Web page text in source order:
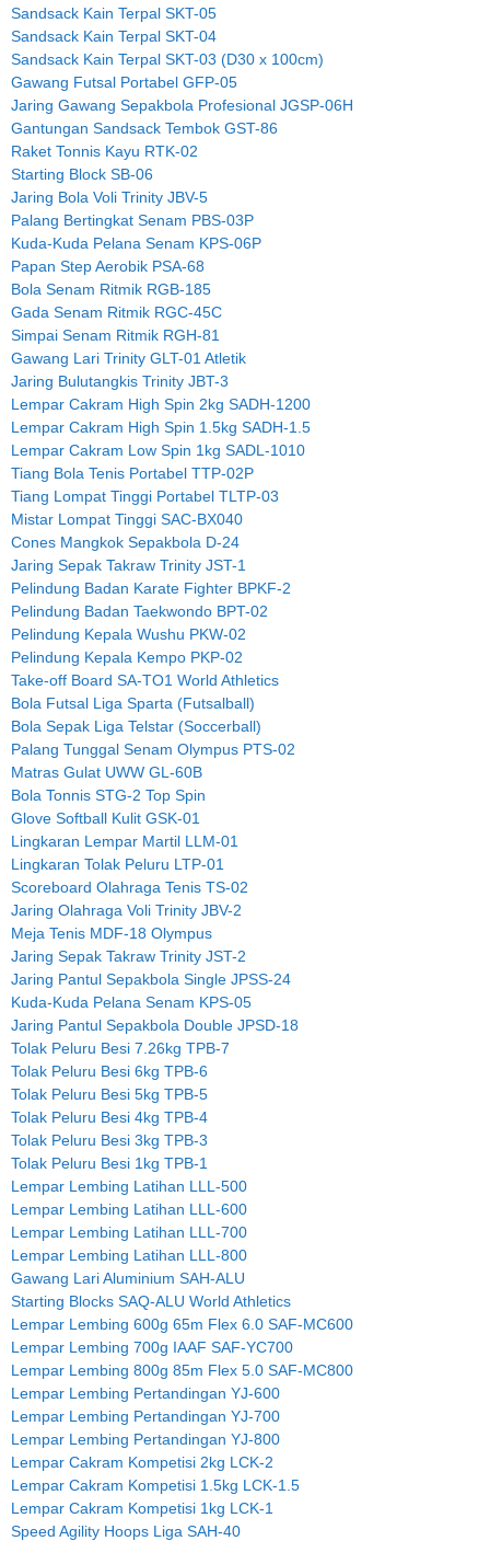
Sandsack Kain Terpal SKT-05
Sandsack Kain Terpal SKT-04
Sandsack Kain Terpal SKT-03 (D30 x 100cm)
Gawang Futsal Portabel GFP-05
Jaring Gawang Sepakbola Profesional JGSP-06H
Gantungan Sandsack Tembok GST-86
Raket Tonnis Kayu RTK-02
Starting Block SB-06
Jaring Bola Voli Trinity JBV-5
Palang Bertingkat Senam PBS-03P
Kuda-Kuda Pelana Senam KPS-06P
Papan Step Aerobik PSA-68
Bola Senam Ritmik RGB-185
Gada Senam Ritmik RGC-45C
Simpai Senam Ritmik RGH-81
Gawang Lari Trinity GLT-01 Atletik
Jaring Bulutangkis Trinity JBT-3
Lempar Cakram High Spin 2kg SADH-1200
Lempar Cakram High Spin 1.5kg SADH-1.5
Lempar Cakram Low Spin 1kg SADL-1010
Tiang Bola Tenis Portabel TTP-02P
Tiang Lompat Tinggi Portabel TLTP-03
Mistar Lompat Tinggi SAC-BX040
Cones Mangkok Sepakbola D-24
Jaring Sepak Takraw Trinity JST-1
Pelindung Badan Karate Fighter BPKF-2
Pelindung Badan Taekwondo BPT-02
Pelindung Kepala Wushu PKW-02
Pelindung Kepala Kempo PKP-02
Take-off Board SA-TO1 World Athletics
Bola Futsal Liga Sparta (Futsalball)
Bola Sepak Liga Telstar (Soccerball)
Palang Tunggal Senam Olympus PTS-02
Matras Gulat UWW GL-60B
Bola Tonnis STG-2 Top Spin
Glove Softball Kulit GSK-01
Lingkaran Lempar Martil LLM-01
Lingkaran Tolak Peluru LTP-01
Scoreboard Olahraga Tenis TS-02
Jaring Olahraga Voli Trinity JBV-2
Meja Tenis MDF-18 Olympus
Jaring Sepak Takraw Trinity JST-2
Jaring Pantul Sepakbola Single JPSS-24
Kuda-Kuda Pelana Senam KPS-05
Jaring Pantul Sepakbola Double JPSD-18
Tolak Peluru Besi 7.26kg TPB-7
Tolak Peluru Besi 6kg TPB-6
Tolak Peluru Besi 5kg TPB-5
Tolak Peluru Besi 4kg TPB-4
Tolak Peluru Besi 3kg TPB-3
Tolak Peluru Besi 1kg TPB-1
Lempar Lembing Latihan LLL-500
Lempar Lembing Latihan LLL-600
Lempar Lembing Latihan LLL-700
Lempar Lembing Latihan LLL-800
Gawang Lari Aluminium SAH-ALU
Starting Blocks SAQ-ALU World Athletics
Lempar Lembing 600g 65m Flex 6.0 SAF-MC600
Lempar Lembing 700g IAAF SAF-YC700
Lempar Lembing 800g 85m Flex 5.0 SAF-MC800
Lempar Lembing Pertandingan YJ-600
Lempar Lembing Pertandingan YJ-700
Lempar Lembing Pertandingan YJ-800
Lempar Cakram Kompetisi 2kg LCK-2
Lempar Cakram Kompetisi 1.5kg LCK-1.5
Lempar Cakram Kompetisi 1kg LCK-1
Speed Agility Hoops Liga SAH-40